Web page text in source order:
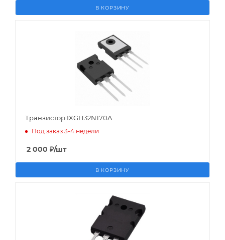
В КОРЗИНУ
Транзистор IXGH32N170A
Под заказ 3-4 недели
2 000 ₽/шт
В КОРЗИНУ